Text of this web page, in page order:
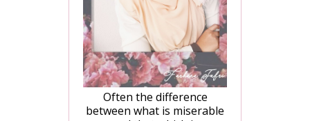
Often the difference
between what is miserable